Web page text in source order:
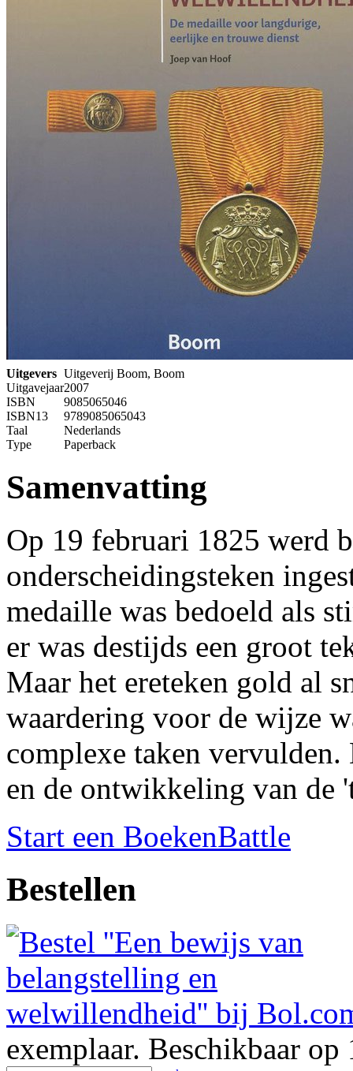
Uitgevers Uitgeverij Boom, Boom
Uitgavejaar2007
ISBN
9085065046
ISBN13
9789085065043
Taal
Nederlands
Type
Paperback
Samenvatting
Op 19 februari 1825 werd
onderscheidingsteken
medaille was bedoeld als
er was destijds een groot
Maar het ereteken gold al
waardering voor de wijze
complexe taken vervulden.
en de ontwikkeling van de
Start een BoekenBattle
Bestellen
exemplaar. Beschikbaar